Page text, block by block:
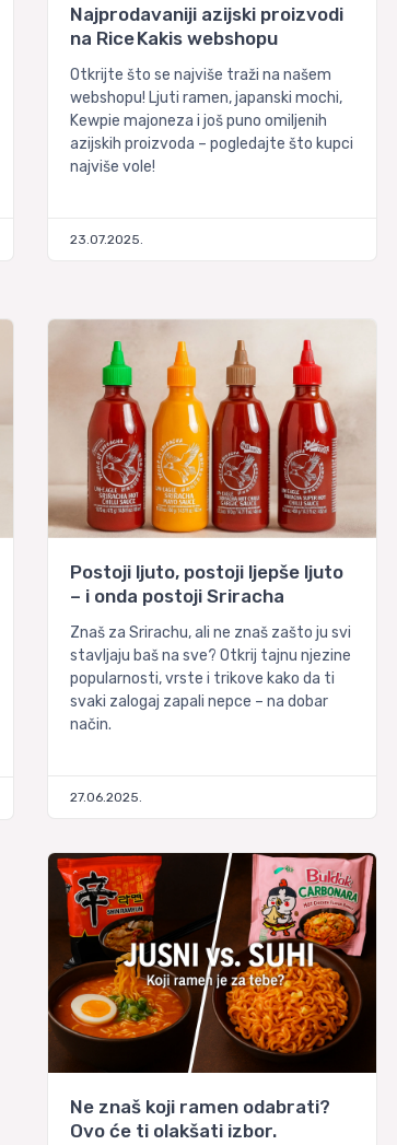
Najprodavaniji azijski proizvodi
na Rice Kakis webshopu
Otkrijte što se najviše traži na našem
webshopu! Ljuti ramen, japanski mochi,
Kewpie majoneza i još puno omiljenih
azijskih proizvoda – pogledajte što kupci
najviše vole!
23.07.2025.
Postoji ljuto, postoji ljepše ljuto
– i onda postoji Sriracha
Znaš za Srirachu, ali ne znaš zašto ju svi
stavljaju baš na sve? Otkrij tajnu njezine
popularnosti, vrste i trikove kako da ti
svaki zalogaj zapali nepce – na dobar
način.
27.06.2025.
Ne znaš koji ramen odabrati?
Ovo će ti olakšati izbor.